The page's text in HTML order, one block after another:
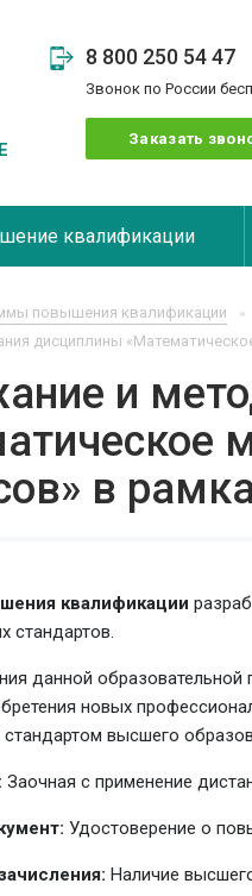
8 800 250 54 47
Звонок по России
Заказать
квалификации
повышения квалификации
дисциплины
и
в
квалификации
стандартов.
данной
новых
высшего
Заочная с применение
Удостоверение о
Наличие